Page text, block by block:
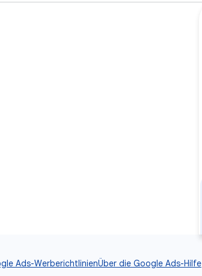
Ads-WerberichtlinienÜber die Google Ads-Hilfe